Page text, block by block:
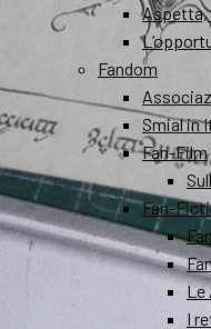
Aspetta,
Fandom
Smial in
Fan-Film
Fan-
Le
I